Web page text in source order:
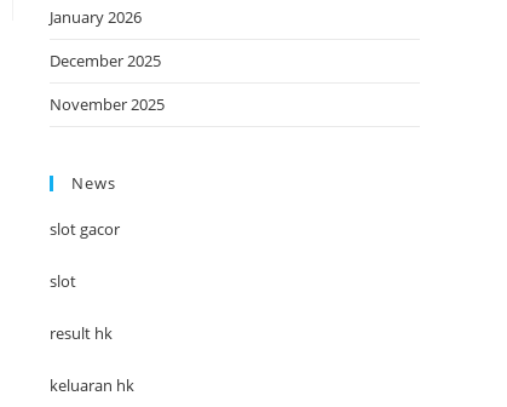
January 2026
December 2025
November 2025
News
slot gacor
slot
result hk
keluaran hk